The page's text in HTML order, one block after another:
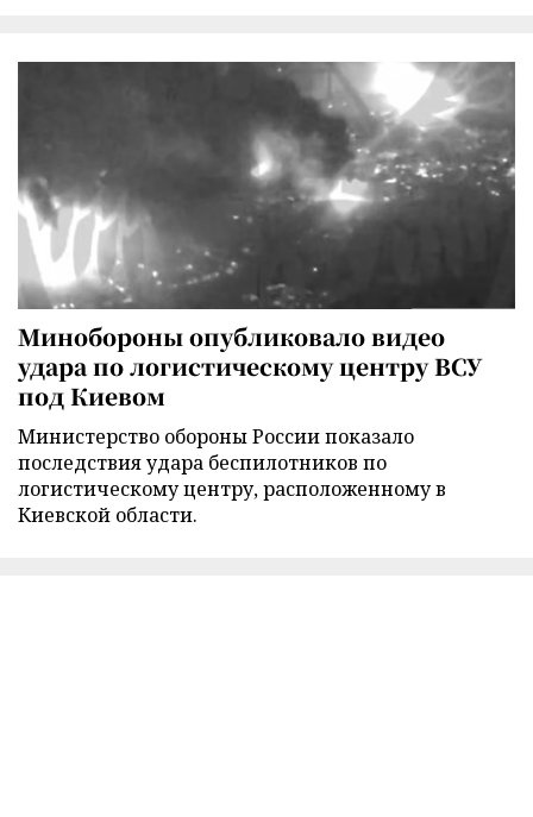
Минобороны опубликовало видео
удара по логистическому центру ВСУ
под Киевом
Министерство обороны России показало
последствия удара беспилотников по
логистическому центру, расположенному в
Киевской области.